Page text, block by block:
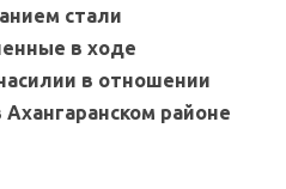
стали
в ходе
в отношении
районе